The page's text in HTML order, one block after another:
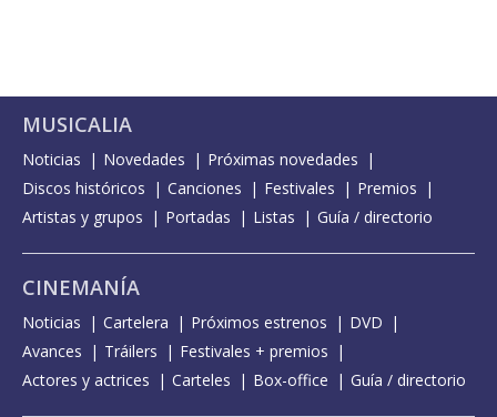
MUSICALIA
Noticias Novedades
Próximas novedades
Discos históricos
Canciones Festivales
Premios
Artistas y grupos
Portadas Listas Guía / directorio
CINEMANÍA
Noticias Cartelera Próximos estrenos
DVD
Avances
Tráilers
Festivales + premios
Actores y actrices
Carteles Box-office Guía / directorio